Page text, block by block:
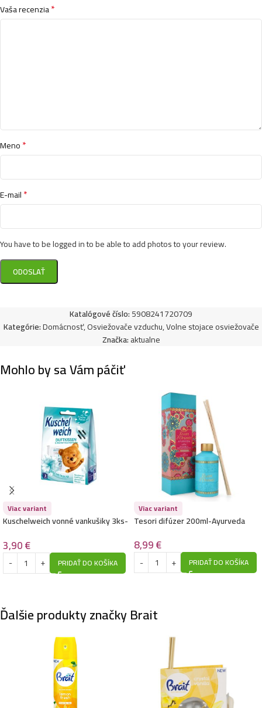
5,99€
Brait difuzer vonné tyčinky 100ml- Premium- Night
5,99€
Vaša recenzia*
Meno*
E-mail*
You have to be logged in to be able to add photos to your review.
Katalógové číslo:5908241720709
Kategórie:Domácnosť,Osviežovače vzduchu,Volne stojace osviežovače
Značka:aktualne
Mohlo by sa Vám páčiť
Viac variant
Kuschelweich vonné vankušiky 3ks-
3,90€
PRIDAŤ DO KOŠÍKA
Viac variant
Tesori difúzer 200ml-Ayurveda
8,99€
PRIDAŤ DO KOŠÍKA
Ďalšie produkty značky Brait